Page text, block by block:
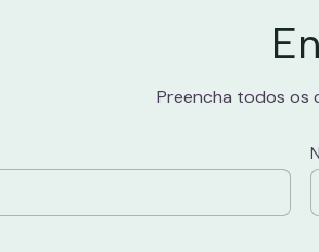
Preencha todos os